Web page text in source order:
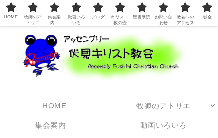
日本アッセンブリーズ・オブ・ゴッド教団
HOME 牧師のアトリエ
集会案内 動画いろいろ
HOME
牧師のア
トリエ
集会案
内
動画いろ
いろ
ブログ
キリスト
教の壺
聖書朗読
お問い合
わせ
教会への
アクセス
献金